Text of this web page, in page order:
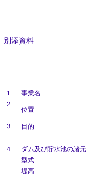
別添資料
１ 事業名
２
位置
３
目的
４
ダム及び貯水池の諸元
型式
堤高